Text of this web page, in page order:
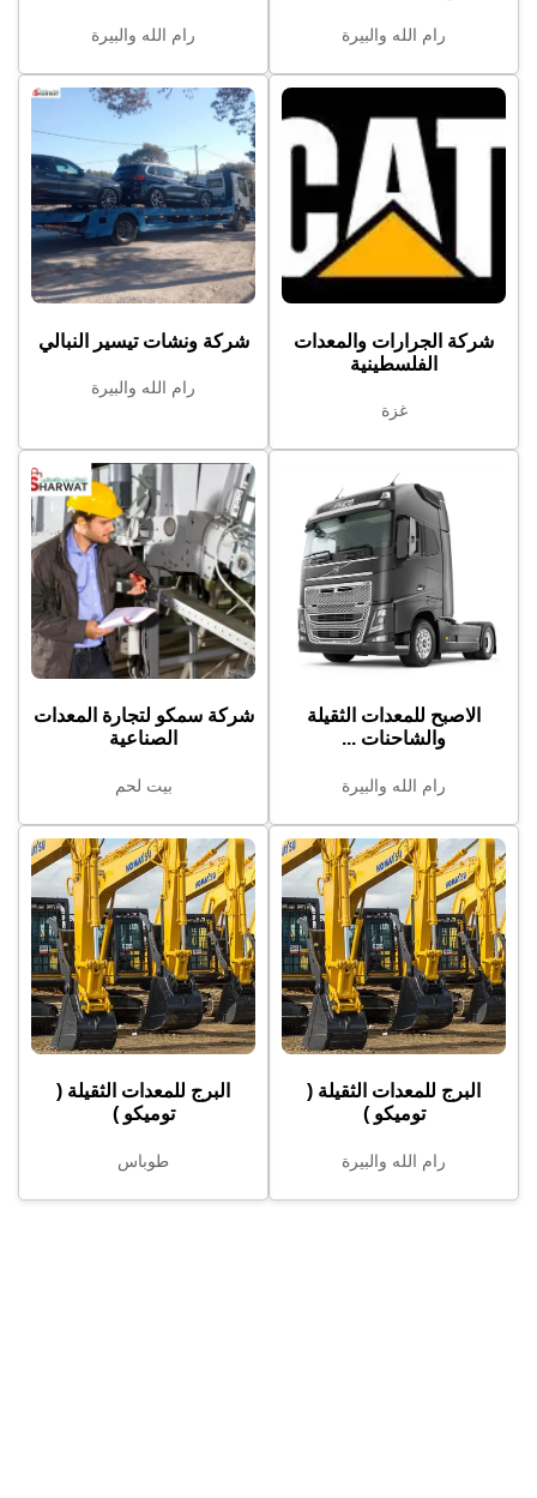
رام الله والبيرة رام الله والبيرة
شركة الجرارات والمعدات
الفلسطينية
غزة
شركة ونشات تيسير النبالي
رام الله والبيرة
الاصبح للمعدات الثقيلة
والشاحنات ...
رام الله والبيرة
شركة سمكو لتجارة المعدات
الصناعية
بيت لحم
البرج للمعدات الثقيلة (
توميكو )
رام الله والبيرة
البرج للمعدات الثقيلة (
توميكو )
طوباس